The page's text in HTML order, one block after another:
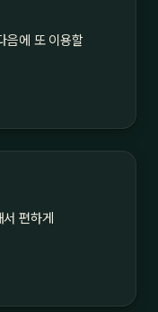
음에 또 이용할
편하게